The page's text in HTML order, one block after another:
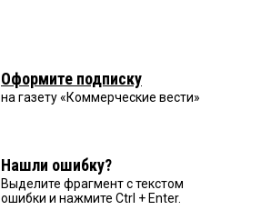
Оформите подписку
на газету «Коммерческие вести»
Нашли ошибку?
Выделите фрагмент с текстом
ошибки и нажмите Ctrl + Enter.